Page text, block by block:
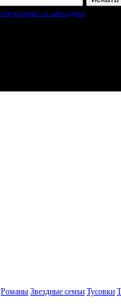
Романы Звездные семьи Тусовки